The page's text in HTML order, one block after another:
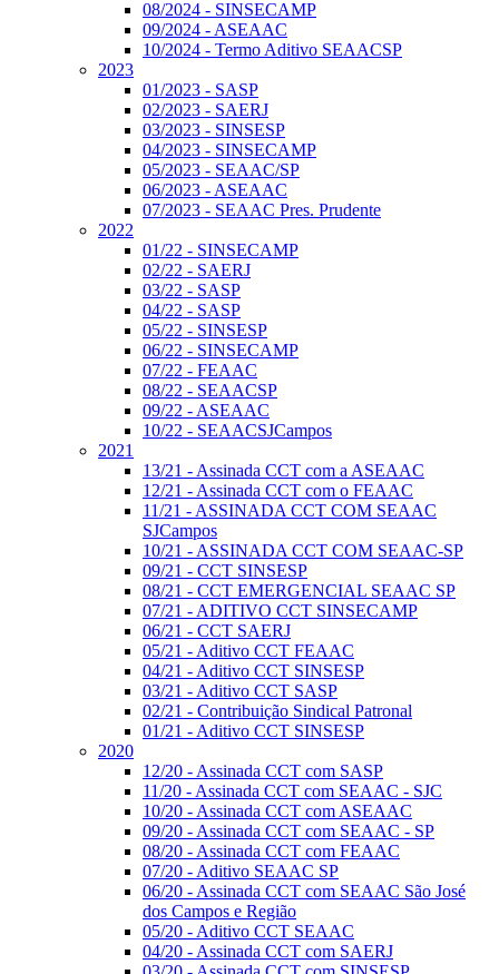
08/2024 - SINSECAMP
09/2024 - ASEAAC
10/2024 - Termo Aditivo SEAACSP
2023
01/2023 - SASP
02/2023 - SAERJ
03/2023 - SINSESP
04/2023 - SINSECAMP
05/2023 - SEAAC/SP
06/2023 - ASEAAC
07/2023 - SEAAC Pres. Prudente
2022
01/22 - SINSECAMP
02/22 - SAERJ
03/22 - SASP
04/22 - SASP
05/22 - SINSESP
06/22 - SINSECAMP
07/22 - FEAAC
08/22 - SEAACSP
09/22 - ASEAAC
10/22 - SEAACSJCampos
2021
13/21 - Assinada CCT com a ASEAAC
12/21 - Assinada CCT com o FEAAC
11/21 - ASSINADA CCT COM SEAAC
SJCampos
10/21 - ASSINADA CCT COM SEAAC-SP
09/21 - CCT SINSESP
08/21 - CCT EMERGENCIAL SEAAC SP
07/21 - ADITIVO CCT SINSECAMP
06/21 - CCT SAERJ
05/21 - Aditivo CCT FEAAC
04/21 - Aditivo CCT SINSESP
03/21 - Aditivo CCT SASP
02/21 - Contribuição Sindical Patronal
01/21 - Aditivo CCT SINSESP
2020
12/20 - Assinada CCT com SASP
11/20 - Assinada CCT com SEAAC - SJC
10/20 - Assinada CCT com ASEAAC
09/20 - Assinada CCT com SEAAC - SP
08/20 - Assinada CCT com FEAAC
07/20 - Aditivo SEAAC SP
06/20 - Assinada CCT com SEAAC São José
dos Campos e Região
05/20 - Aditivo CCT SEAAC
04/20 - Assinada CCT com SAERJ